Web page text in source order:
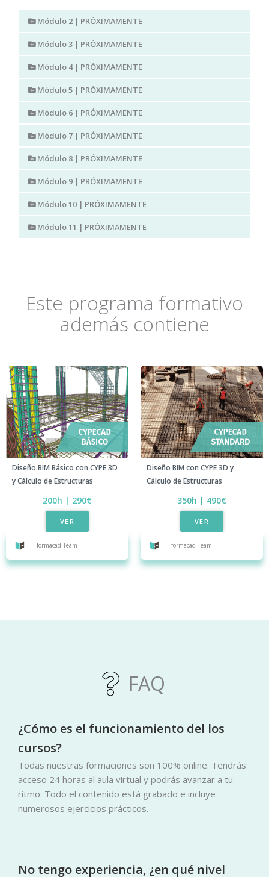
Módulo 2 | PRÓXIMAMENTE
Módulo 3 | PRÓXIMAMENTE
Módulo 4 | PRÓXIMAMENTE
Módulo 5 | PRÓXIMAMENTE
Módulo 6 | PRÓXIMAMENTE
Módulo 7 | PRÓXIMAMENTE
Módulo 8 | PRÓXIMAMENTE
Módulo 9 | PRÓXIMAMENTE
Módulo 10 | PRÓXIMAMENTE
Módulo 11 | PRÓXIMAMENTE
Este programa formativo
además contiene
Diseño BIM Básico con CYPE 3D
y Cálculo de Estructuras
200h | 290€
VER
formacad Team
Diseño BIM con CYPE 3D y
Cálculo de Estructuras
350h | 490€
VER
formacad Team
FAQ
¿Cómo es el funcionamiento del los
cursos?
Todas nuestras formaciones son 100% online. Tendrás
acceso 24 horas al aula virtual y podrás avanzar a tu
ritmo. Todo el contenido está grabado e incluye
numerosos ejercicios prácticos.
No tengo experiencia, ¿en qué nivel